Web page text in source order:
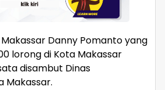
Danny Pomanto yang
lorong di Kota Makassar
disambut Dinas
Makassar.